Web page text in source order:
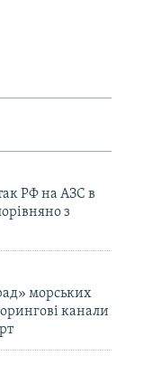
РФ на АЗС в
з
морських
канали